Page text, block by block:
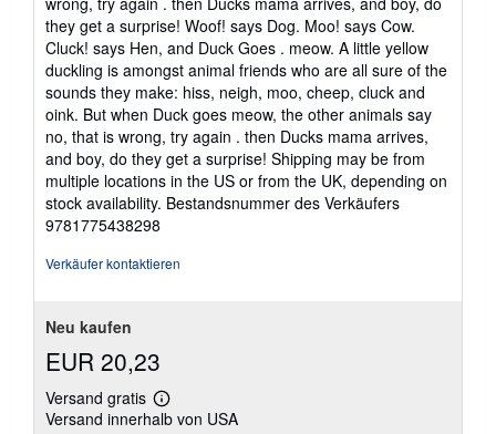
they get a surprise! Woof! says Dog. Moo! says Cow.
Cluck! says Hen, and Duck Goes . meow. A little yellow
duckling is amongst animal friends who are all sure of the
sounds they make: hiss, neigh, moo, cheep, cluck and
oink. But when Duck goes meow, the other animals say
no, that is wrong, try again . then Ducks mama arrives,
and boy, do they get a surprise! Shipping may be from
multiple locations in the US or from the UK, depending on
stock availability. Bestandsnummer des Verkäufers
9781775438298
Verkäufer kontaktieren
Neu kaufen
EUR 20,23
Versand gratis
Weitere
Informationen
Versand innerhalb von USA